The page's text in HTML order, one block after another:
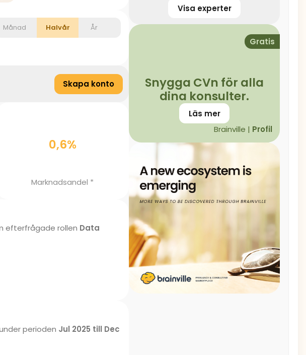
Månad Halvår År
Skapa konto
0,6%
Marknadsandel *
efterfrågade rollen Data
perioden Jul 2025 till Dec
Visa experter
Gratis
Snygga CVn för alla
dina konsulter.
Läs mer
Brainville | Profil